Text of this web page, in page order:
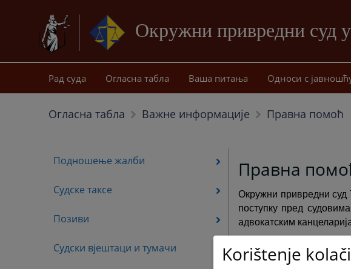
Окружни привредни суд
Рад суда Огласна табла Ваша питања Односи с
Огласна табла Важне информације Правна помоћ
Подношење жалби
Судске таксе
Позиви
Судски вјештаци и тумачи
Правна
Окружни привредни суд
поступку пред
адвокатским
Korištenje